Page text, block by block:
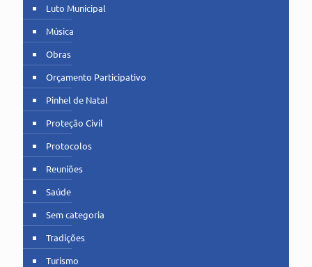
Luto Municipal
Música
Obras
Orçamento Participativo
Pinhel de Natal
Proteção Civil
Protocolos
Reuniões
Saúde
Sem categoria
Tradições
Turismo